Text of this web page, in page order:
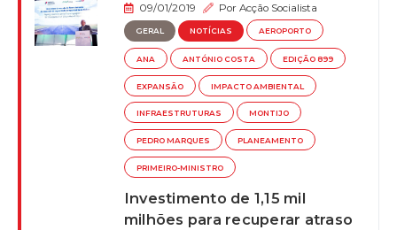
09/01/2019 PorAcção Socialista
GERAL NOTÍCIAS AEROPORTO
ANA ANTÓNIO COSTA EDIÇÃO 899
EXPANSÃO IMPACTO AMBIENTAL
INFRAESTRUTURAS MONTIJO
PEDRO MARQUES PLANEAMENTO
PRIMEIRO-MINISTRO
Investimento de 1,15 mil
milhões para recuperar atraso